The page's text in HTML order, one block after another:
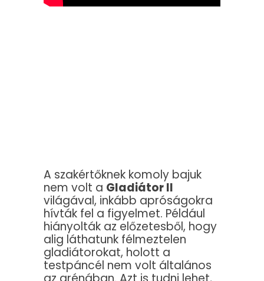
A szakértőknek komoly bajuk
nem volt a Gladiátor II
világával, inkább apróságokra
hívták fel a figyelmet. Például
hiányolták az előzetesből, hogy
alig láthatunk félmeztelen
gladiátorokat, holott a
testpáncél nem volt általános